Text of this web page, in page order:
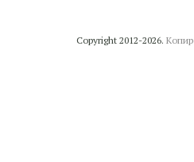
Copyright 2012-2026.